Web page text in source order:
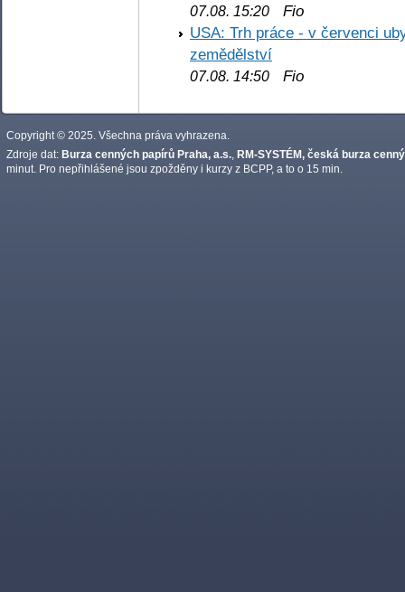
07.08. 15:20 Fio
USA: Trh práce - v červenci
zemědělství
07.08. 14:50 Fio
Copyright © 2025. Všechna práva vyhrazena.
Zdroje dat: Burza cenných papírů Praha, a.s., RM-SYSTÉM, česká burza
minut. Pro nepřihlášené jsou zpožděny i kurzy z BCPP, a to o 15 min.